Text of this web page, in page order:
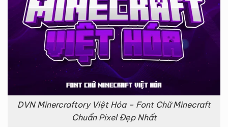
DVN Minercraftory Việt Hóa – Font Chữ Minecraft
Chuẩn Pixel Đẹp Nhất